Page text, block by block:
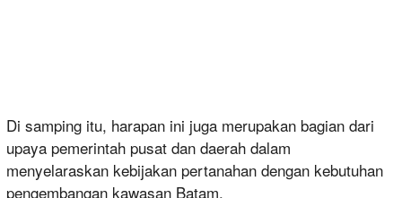
Di samping itu, harapan ini juga merupakan bagian dari
upaya pemerintah pusat dan daerah dalam
menyelaraskan kebijakan pertanahan dengan kebutuhan
pengembangan kawasan Batam.